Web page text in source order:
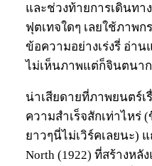
และช่วงท้ายการเดินทา
ฟุตเทจใดๆ เลยใช้ภาพ
ข้อความอย่างเร่งรี่ อ่า
ไม่เห็นภาพแต่ก็จินตนา
น่าเสียดายที่ภาพยนตร์เ
ความสำเร็จสักเท่าไหร่
ยาวๆนี่ไม่เวิร์คเลยนะ)
North (1922) ที่สร้างห